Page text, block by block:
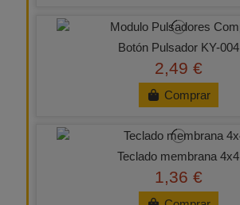
Botón Pulsador KY-004
2,49 €
Comprar
Teclado membrana 4x4
1,36 €